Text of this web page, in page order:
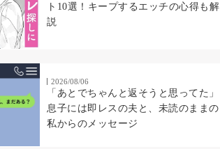
ト10選！キープするエッチの心得も解
説
2026/08/06
「あとでちゃんと返そうと思ってた」
息子には即レスの夫と、未読のままの
私からのメッセージ